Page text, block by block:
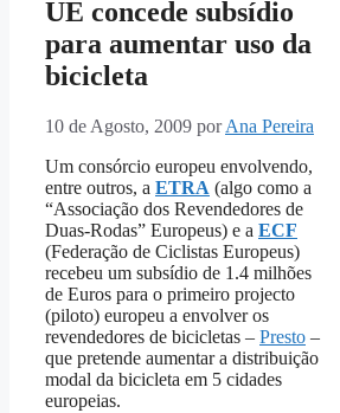
UE concede subsídio
para aumentar uso da
bicicleta
10 de Agosto, 2009 porAna Pereira
Um consórcio europeu envolvendo,
entre outros, a ETRA (algo como a
“Associação dos Revendedores de
Duas-Rodas” Europeus) e a ECF
(Federação de Ciclistas Europeus)
recebeu um subsídio de 1.4 milhões
de Euros para o primeiro projecto
(piloto) europeu a envolver os
revendedores de bicicletas – Presto –
que pretende aumentar a distribuição
modal da bicicleta em 5 cidades
europeias.